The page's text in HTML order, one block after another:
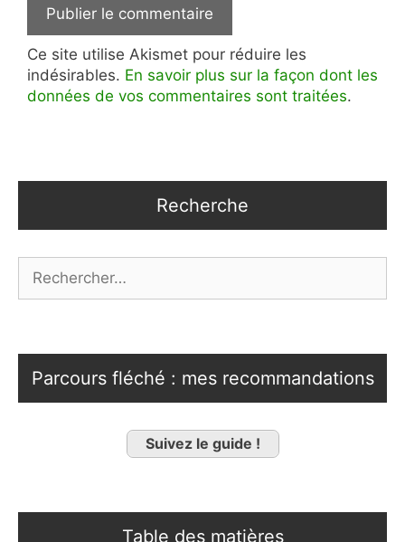
Ce site utilise Akismet pour réduire les
indésirables. En savoir plus sur la façon dont les
données de vos commentaires sont traitées.
Recherche
Parcours fléché : mes recommandations
Suivez le guide !
Table des matières